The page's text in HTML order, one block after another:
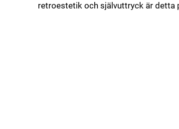
retroestetik och självuttryck är